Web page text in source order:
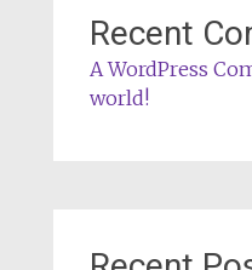
Recent
A WordPress
world!